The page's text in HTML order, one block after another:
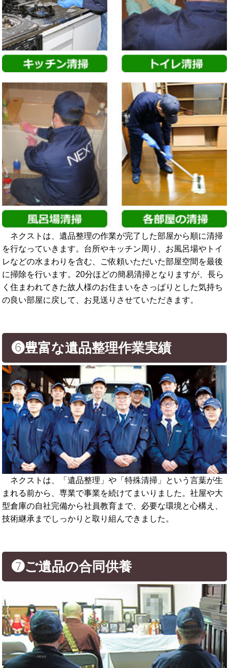
ネクストは、遺品整理の作業が完了した部屋から順に清掃
を行なっていきます。台所やキッチン周り、お風呂場やトイ
レなどの水まわりを含む、ご依頼いただいた部屋空間を最後
に掃除を行います。20分ほどの簡易清掃となりますが、長ら
く住まわれてきた故人様のお住まいをさっぱりとした気持ち
の良い部屋に戻して、お見送りさせていただきます。
❻豊富な遺品整理作業実績
ネクストは、「遺品整理」や「特殊清掃」という言葉が生
まれる前から、専業で事業を続けてまいりました。社屋や大
型倉庫の自社完備から社員教育まで、必要な環境と心構え、
技術継承までしっかりと取り組んできました。
❼ご遺品の合同供養